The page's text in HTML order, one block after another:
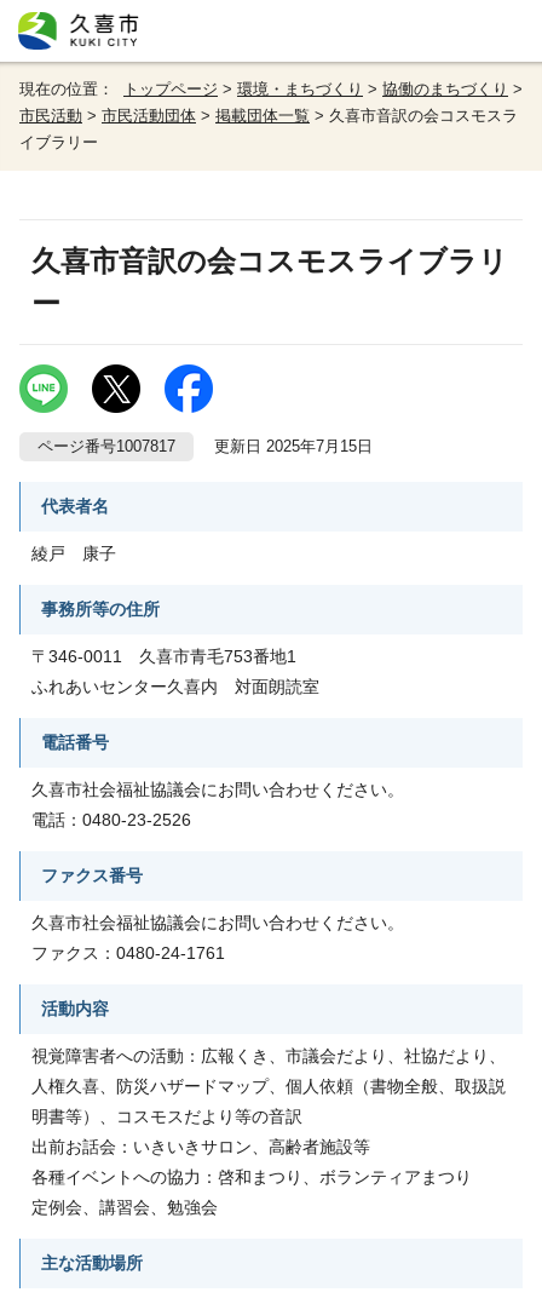
現在の位置： トップページ > 環境・まちづくり > 協働のまちづくり >
市民活動 > 市民活動団体 > 掲載団体一覧 > 久喜市音訳の会コスモスラ
イブラリー
久喜市音訳の会コスモスライブラリ
ー
ページ番号1007817 更新日 2025年7月15日
代表者名
綾戸 康子
事務所等の住所
〒346-0011 久喜市青毛753番地1
ふれあいセンター久喜内 対面朗読室
電話番号
久喜市社会福祉協議会にお問い合わせください。
電話：0480-23-2526
ファクス番号
久喜市社会福祉協議会にお問い合わせください。
ファクス：0480-24-1761
活動内容
視覚障害者への活動：広報くき、市議会だより、社協だより、
人権久喜、防災ハザードマップ、個人依頼（書物全般、取扱説
明書等）、コスモスだより等の音訳
出前お話会：いきいきサロン、高齢者施設等
各種イベントへの協力：啓和まつり、ボランティアまつり
定例会、講習会、勉強会
主な活動場所